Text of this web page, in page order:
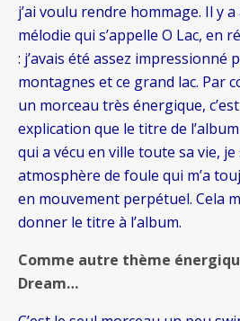
j’ai voulu rendre hommage. Il y
mélodie qui s’appelle O Lac, en
: j’avais été assez impressionné
montagnes et ce grand lac. Par
un morceau très énergique,
explication que le titre de
qui a vécu en ville toute sa vie,
atmosphère de foule qui m’a
en mouvement perpétuel. Cela
donner le titre à l’album.
Comme autre thème
Dream…